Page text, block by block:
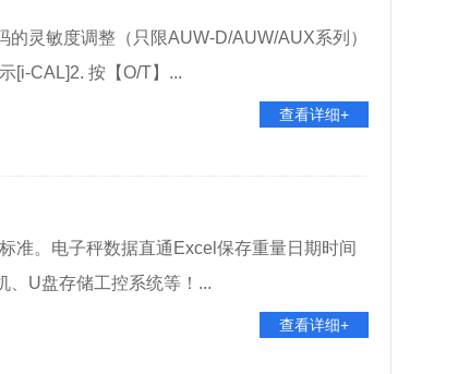
灵敏度调整（只限AUW-D/AUW/AUX系列）
[i-CAL]2. 按【O/T】...
查看详细+
准。电子秤数据直通Excel保存重量日期时间
、U盘存储工控系统等！...
查看详细+